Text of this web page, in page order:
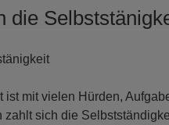
die
mit vielen Hürden,
sich die